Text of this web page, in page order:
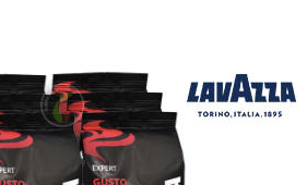
Onderhoud
Accessoires